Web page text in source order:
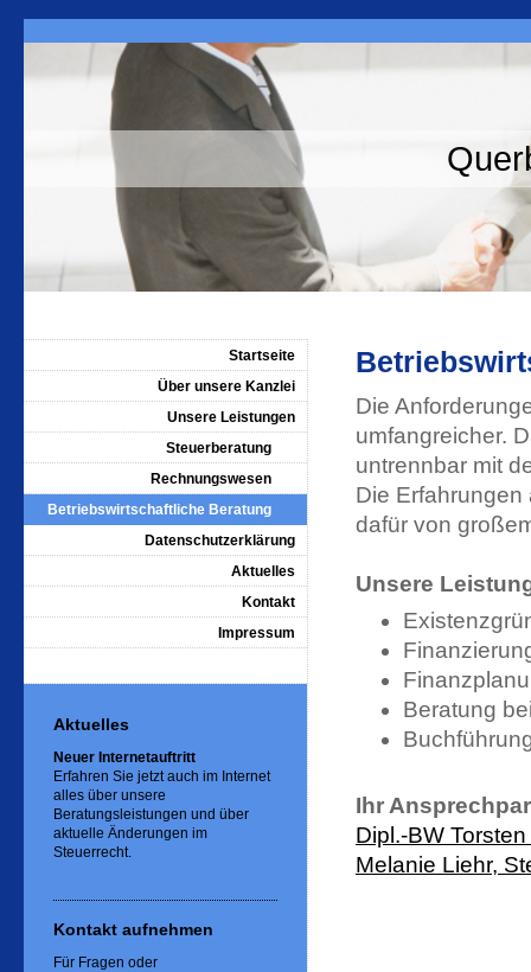
Die
umfangreicher.
untrennbar mit
Die
dafür von
Unsere
Beratung
Ihr
Dipl.-BW
Melanie Liehr,
Startseite
Über unsere Kanzlei
Unsere Leistungen
Steuerberatung
Rechnungswesen
Betriebswirtschaftliche Beratung
Datenschutzerklärung
Aktuelles
Kontakt
Impressum
Aktuelles
Neuer Internetauftritt
Erfahren Sie jetzt auch im Internet
alles über unsere
Beratungsleistungen und über
aktuelle Änderungen im
Steuerrecht.
Kontakt aufnehmen
Für Fragen oder